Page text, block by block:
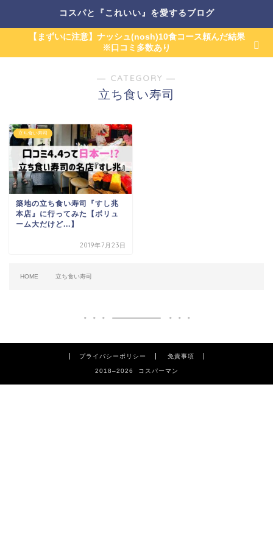
コスパと『これいい』を愛するブログ
【まずいに注意】ナッシュ(nosh)10食コース頼んだ結果
※口コミ多数あり
― CATEGORY ―
立ち食い寿司
立ち食い寿司
築地の立ち食い寿司『すし兆
本店』に行ってみた【ボリュ
ーム大だけど...】
2019年7月23日
HOME 立ち食い寿司
プライバシーポリシー 免責事項
2018–2026 コスパーマン